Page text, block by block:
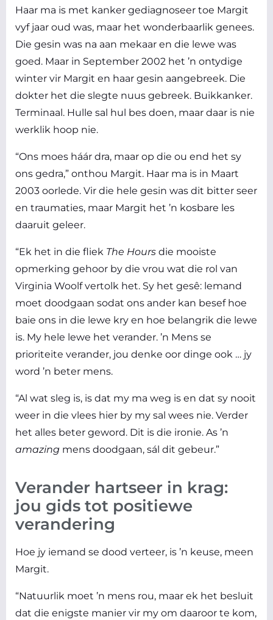
Haar ma is met kanker gediagnoseer toe Margit
vyf jaar oud was, maar het wonderbaarlik genees.
Die gesin was na aan mekaar en die lewe was
goed. Maar in September 2002 het ’n ontydige
winter vir Margit en haar gesin aangebreek. Die
dokter het die slegte nuus gebreek. Buikkanker.
Terminaal. Hulle sal hul bes doen, maar daar is nie
werklik hoop nie.
“Ons moes háár dra, maar op die ou end het sy
ons gedra,” onthou Margit. Haar ma is in Maart
2003 oorlede. Vir die hele gesin was dit bitter seer
en traumaties, maar Margit het ’n kosbare les
daaruit geleer.
“Ek het in die fliek The Hours die mooiste
opmerking gehoor by die vrou wat die rol van
Virginia Woolf vertolk het. Sy het gesê: lemand
moet doodgaan sodat ons ander kan besef hoe
baie ons in die lewe kry en hoe belangrik die lewe
is. My hele lewe het verander. ’n Mens se
prioriteite verander, jou denke oor dinge ook … jy
word ’n beter mens.
“Al wat sleg is, is dat my ma weg is en dat sy nooit
weer in die vlees hier by my sal wees nie. Verder
het alles beter geword. Dit is die ironie. As ’n
amazing mens doodgaan, sál dit gebeur.”
Verander hartseer in krag:
jou gids tot positiewe
verandering
Hoe jy iemand se dood verteer, is ’n keuse, meen
Margit.
“Natuurlik moet ’n mens rou, maar ek het besluit
dat die enigste manier vir my om daaroor te kom,